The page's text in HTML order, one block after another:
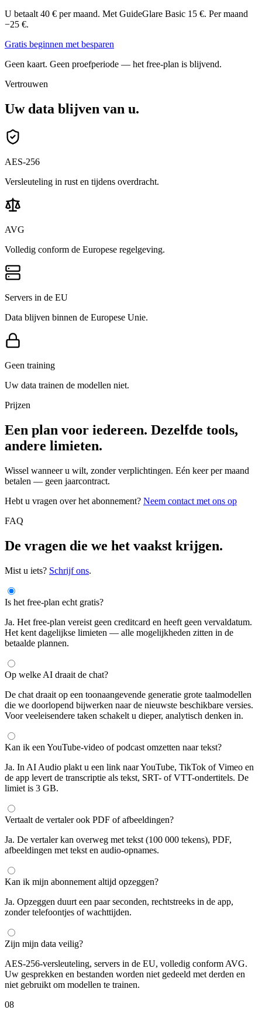
U betaalt 40 € per maand. Met GuideGlare Basic 15 €. Per maand
−25 €.
Gratis beginnen met besparen
Geen kaart. Geen proefperiode — het free-plan is blijvend.
Vertrouwen
Uw data blijven van u.
AES-256
Versleuteling in rust en tijdens overdracht.
AVG
Volledig conform de Europese regelgeving.
Servers in de EU
Data blijven binnen de Europese Unie.
Geen training
Uw data trainen de modellen niet.
Prijzen
Een plan voor iedereen. Dezelfde tools,
andere limieten.
Wissel wanneer u wilt, zonder verplichtingen. Eén keer per maand
betalen — geen jaarcontract.
Hebt u vragen over het abonnement? Neem contact met ons op
FAQ
De vragen die we het vaakst krijgen.
Mist u iets? Schrijf ons.
Is het free-plan echt gratis?
Ja. Het free-plan vereist geen creditcard en heeft geen vervaldatum.
Het kent dagelijkse limieten — alle mogelijkheden zitten in de
betaalde plannen.
Op welke AI draait de chat?
De chat draait op een toonaangevende generatie grote taalmodellen
die we doorlopend bijwerken naar de nieuwste beschikbare versies.
Voor veeleisendere taken schakelt u dieper, analytisch denken in.
Kan ik een YouTube-video of podcast omzetten naar tekst?
Ja. In AI Audio plakt u een link naar YouTube, TikTok of Vimeo en
de app levert de transcriptie als tekst, SRT- of VTT-ondertitels. De
limiet is 3 GB.
Vertaalt de vertaler ook PDF of afbeeldingen?
Ja. De vertaler kan overweg met tekst (100 000 tekens), PDF,
afbeeldingen met tekst en audio-opnames.
Kan ik mijn abonnement altijd opzeggen?
Ja. Opzeggen duurt een paar seconden, rechtstreeks in de app,
zonder telefoontjes of wachttijden.
Zijn mijn data veilig?
AES-256-versleuteling, servers in de EU, volledig conform AVG.
Uw gesprekken en bestanden worden niet gedeeld met derden en
niet gebruikt om modellen te trainen.
08